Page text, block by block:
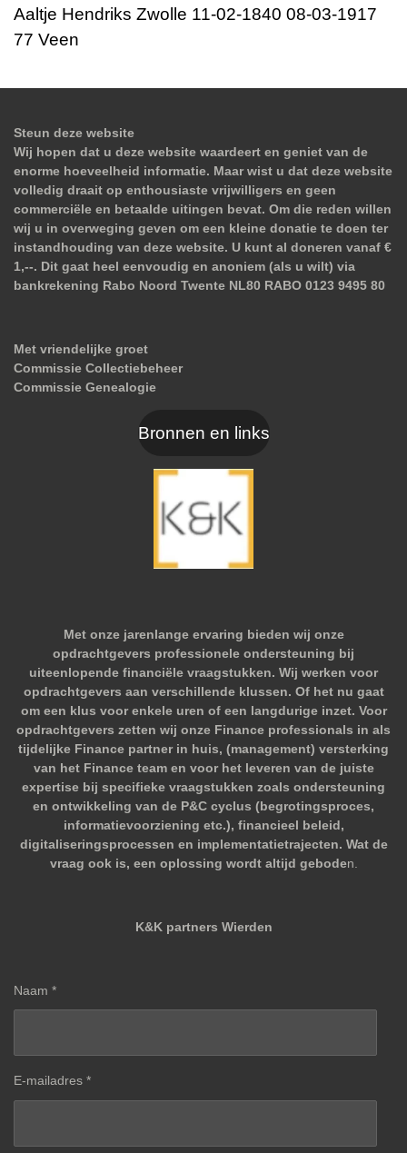
Aaltje Hendriks Zwolle 11-02-1840 08-03-1917
77 Veen
Steun deze website
Wij hopen dat u deze website waardeert en geniet van de
enorme hoeveelheid informatie. Maar wist u dat deze website
volledig draait op enthousiaste vrijwilligers en geen
commerciële en betaalde uitingen bevat. Om die reden willen
wij u in overweging geven om een kleine donatie te doen ter
instandhouding van deze website. U kunt al doneren vanaf €
1,--. Dit gaat heel eenvoudig en anoniem (als u wilt) via
bankrekening Rabo Noord Twente NL80 RABO 0123 9495 80
Met vriendelijke groet
Commissie Collectiebeheer
Commissie Genealogie
Bronnen en links
Met onze jarenlange ervaring bieden wij onze
opdrachtgevers professionele ondersteuning bij
uiteenlopende financiële vraagstukken. Wij werken voor
opdrachtgevers aan verschillende klussen. Of het nu gaat
om een klus voor enkele uren of een langdurige inzet. Voor
opdrachtgevers zetten wij onze Finance professionals in als
tijdelijke Finance partner in huis, (management) versterking
van het Finance team en voor het leveren van de juiste
expertise bij specifieke vraagstukken zoals ondersteuning
en ontwikkeling van de P&C cyclus (begrotingsproces,
informatievoorziening etc.), financieel beleid,
digitaliseringsprocessen en implementatietrajecten. Wat de
vraag ook is, een oplossing wordt altijd geboden.
K&K partners Wierden
Naam *
E-mailadres *